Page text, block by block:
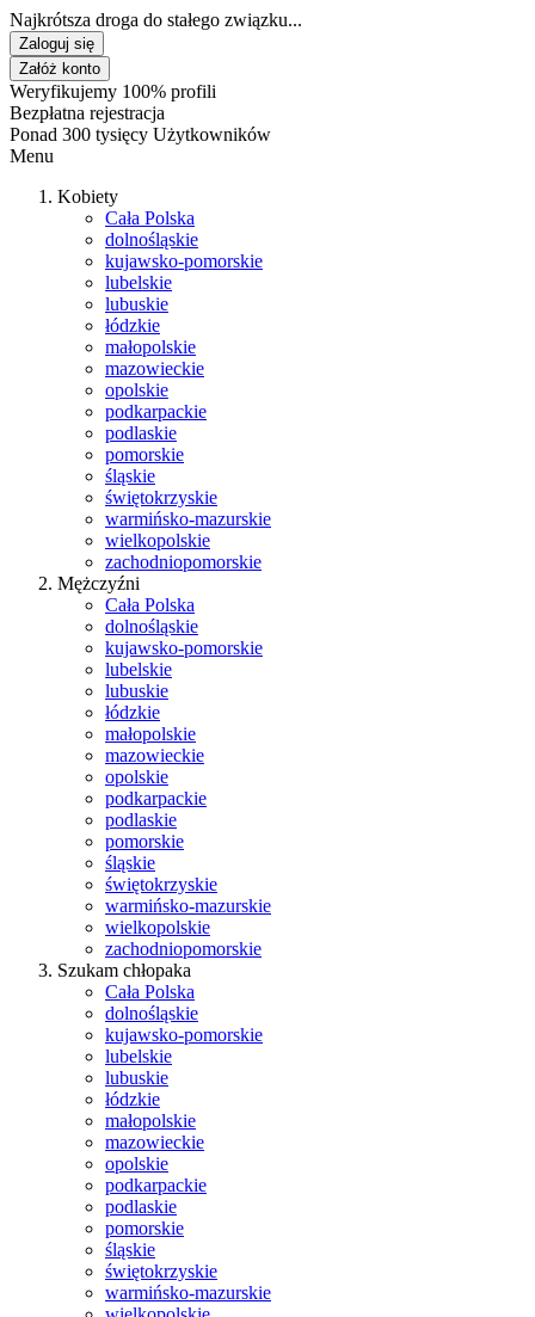
Najkrótsza droga do stałego związku...
Zaloguj się
Załóż konto
Weryfikujemy 100% profili
Bezpłatna rejestracja
Ponad 300 tysięcy Użytkowników
Menu
Kobiety
Cała Polska
dolnośląskie
kujawsko-pomorskie
lubelskie
lubuskie
łódzkie
małopolskie
mazowieckie
opolskie
podkarpackie
podlaskie
pomorskie
śląskie
świętokrzyskie
warmińsko-mazurskie
wielkopolskie
zachodniopomorskie
Mężczyźni
Cała Polska
dolnośląskie
kujawsko-pomorskie
lubelskie
lubuskie
łódzkie
małopolskie
mazowieckie
opolskie
podkarpackie
podlaskie
pomorskie
śląskie
świętokrzyskie
warmińsko-mazurskie
wielkopolskie
zachodniopomorskie
Szukam chłopaka
Cała Polska
dolnośląskie
kujawsko-pomorskie
lubelskie
lubuskie
łódzkie
małopolskie
mazowieckie
opolskie
podkarpackie
podlaskie
pomorskie
śląskie
świętokrzyskie
warmińsko-mazurskie